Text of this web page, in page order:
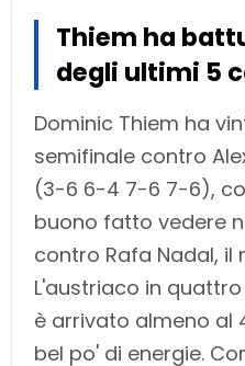
Thiem ha
degli ultimi 5
Dominic Thiem ha
semifinale contro
(3-6 6-4 7-6 7-6),
buono fatto vedere
contro Rafa Nadal, il
L'austriaco in
è arrivato almeno al
bel po' di energie.